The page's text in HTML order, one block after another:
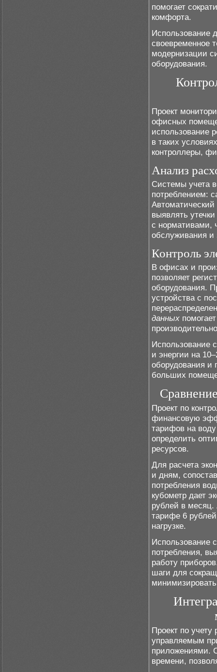
помогает
комфорта.
Использование
своевременное
модернизации
оборудования.
Проект
офисных
использование
в таких
контроллеры,
Анализ
Системы учета
потреблением:
выявлять
с нормативами,
обслуживания и
Контроль
В офисах и
позволяет
оборудования.
устройства с
данных
Использование
и энергии на
оборудования и
больших
Проект по
финансовую
тарифов на
определить
ресурсов.
Для расчета
и дням,
потребления
кубометр дает
рублей в месяц.
тарифе 6
нагрузке.
Использование
потребления,
работу
шаги для
Проект по
управляемым
приложениями.
времени,